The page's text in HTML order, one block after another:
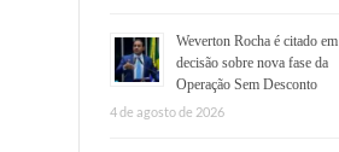
Weverton Rocha é citado em
decisão sobre nova fase da
Operação Sem Desconto
4 de agosto de 2026